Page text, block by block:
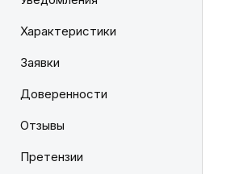
Характеристики
Заявки
Доверенности
Отзывы
Претензии